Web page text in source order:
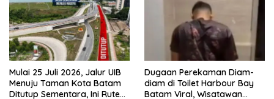
Mulai 25 Juli 2026, Jalur UIB
Menuju Taman Kota Batam
Ditutup Sementara, Ini Rute
Dugaan Perekaman Diam-
diam di Toilet Harbour Bay
Batam Viral, Wisatawan